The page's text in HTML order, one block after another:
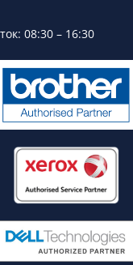
08:30 – 16:30